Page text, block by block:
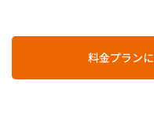
料金プラン